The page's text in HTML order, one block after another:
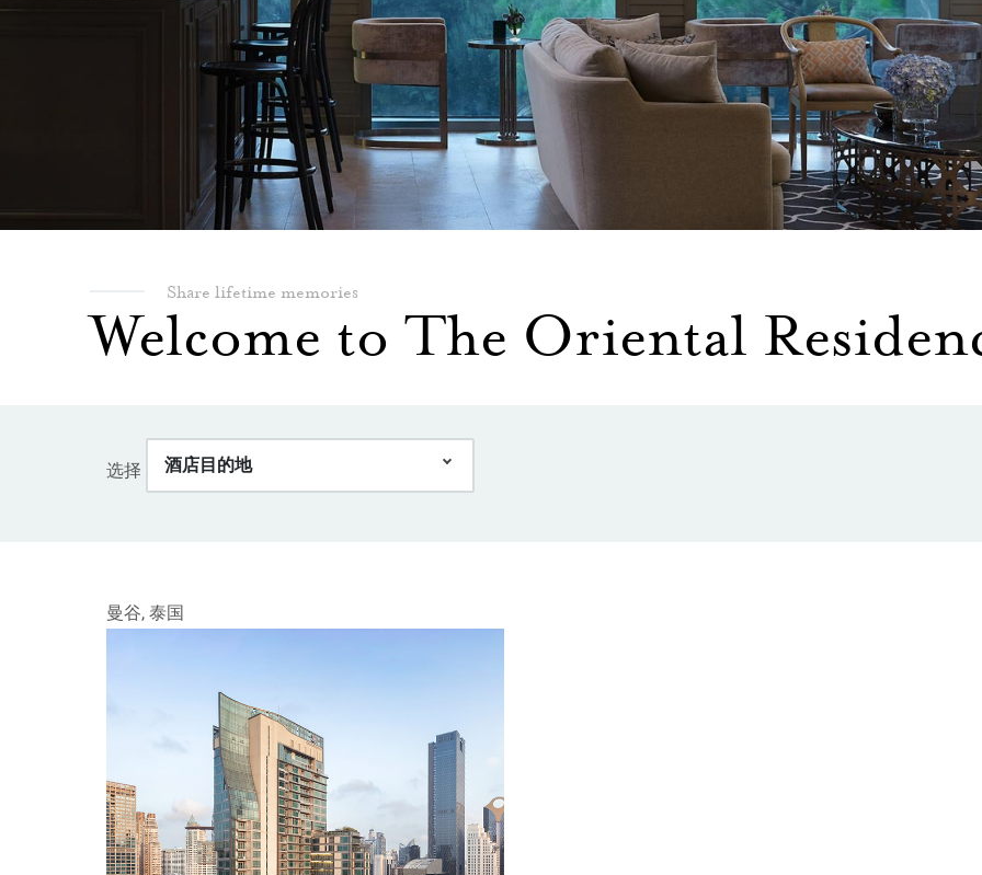
Share lifetime memories
Welcome to The Oriental
选择 酒店目的地
曼谷, 泰国